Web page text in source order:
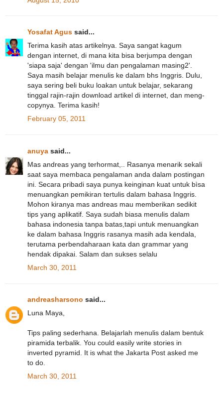
Yosafat Agus said...
Terima kasih atas artikelnya. Saya sangat kagum
dengan internet, di mana kita bisa berjumpa dengan
'siapa saja' dengan 'ilmu dan pengalaman masing2'.
Saya masih belajar menulis ke dalam bhs Inggris. Dulu,
saya sering beli buku loakan untuk belajar, sekarang
tinggal rajin-rajin download artikel di internet, dan meng-
copynya. Terima kasih!
February 05, 2011
anuya said...
Mas andreas yang terhormat,.. Rasanya menarik sekali
saat saya membaca pengalaman anda dalam postingan
ini. Secara pribadi saya punya keinginan kuat untuk bìsa
menuangkan pemikiran tertulis dalam bahasa Inggris.
Mohon kiranya mas andreas mau memberikan sedikit
tips yang aplikatif. Saya sudah biasa menulis dalam
bahasa indonesia tanpa batas,tapi untuk menuangkan
ke dalam bahasa Inggris rasanya masih ada kendala,
terutama perbendaharaan kata dan grammar yang
hendak dipakai. Salam dan sukses selalu
March 30, 2011
andreasharsono said...
Luna Maya,
Tips paling sederhana. Belajarlah menulis dalam bentuk
piramida terbalik. You could easily write stories in
inverted pyramid. It is what the Jakarta Post asked me
to do.
March 30, 2011